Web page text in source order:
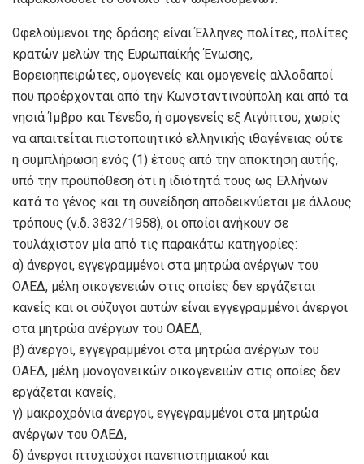
Ωφελούμενοι της δράσης είναι Έλληνες πολίτες, πολίτες
κρατών μελών της Ευρωπαϊκής Ένωσης,
Βορειοηπειρώτες, ομογενείς και ομογενείς αλλοδαποί
που προέρχονται από την Κωνσταντινούπολη και από τα
νησιά Ίμβρο και Τένεδο, ή ομογενείς εξ Αιγύπτου, χωρίς
να απαιτείται πιστοποιητικό ελληνικής ιθαγένειας ούτε
η συμπλήρωση ενός (1) έτους από την απόκτηση αυτής,
υπό την προϋπόθεση ότι η ιδιότητά τους ως Ελλήνων
κατά το γένος και τη συνείδηση αποδεικνύεται με άλλους
τρόπους (ν.δ. 3832/1958), οι οποίοι ανήκουν σε
τουλάχιστον μία από τις παρακάτω κατηγορίες:
α) άνεργοι, εγγεγραμμένοι στα μητρώα ανέργων του
ΟΑΕΔ, μέλη οικογενειών στις οποίες δεν εργάζεται
κανείς και οι σύζυγοι αυτών είναι εγγεγραμμένοι άνεργοι
στα μητρώα ανέργων του ΟΑΕΔ,
β) άνεργοι, εγγεγραμμένοι στα μητρώα ανέργων του
ΟΑΕΔ, μέλη μονογονεϊκών οικογενειών στις οποίες δεν
εργάζεται κανείς,
γ) μακροχρόνια άνεργοι, εγγεγραμμένοι στα μητρώα
ανέργων του ΟΑΕΔ,
δ) άνεργοι πτυχιούχοι πανεπιστημιακού και